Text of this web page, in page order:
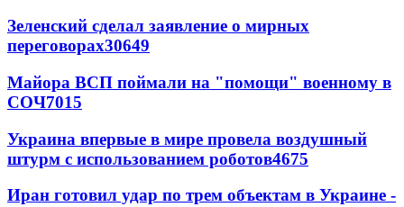
Зеленский сделал заявление о мирных
переговорах30649
Майора ВСП поймали на "помощи" военному в
СОЧ7015
Украина впервые в мире провела воздушный
штурм с использованием роботов4675
Иран готовил удар по трем объектам в Украине -